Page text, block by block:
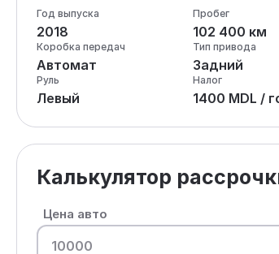
Год выпуска
2018
Пробег
102 400 км
Коробка передач
Автомат
Тип привода
Задний
Руль
Левый
Налог
1400 MDL /
Калькулятор
Цена авто